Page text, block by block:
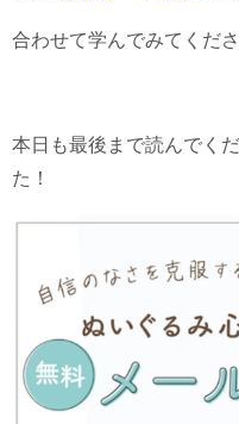
合わせて学んでみてくださ
本日も最後まで読んでく
た！